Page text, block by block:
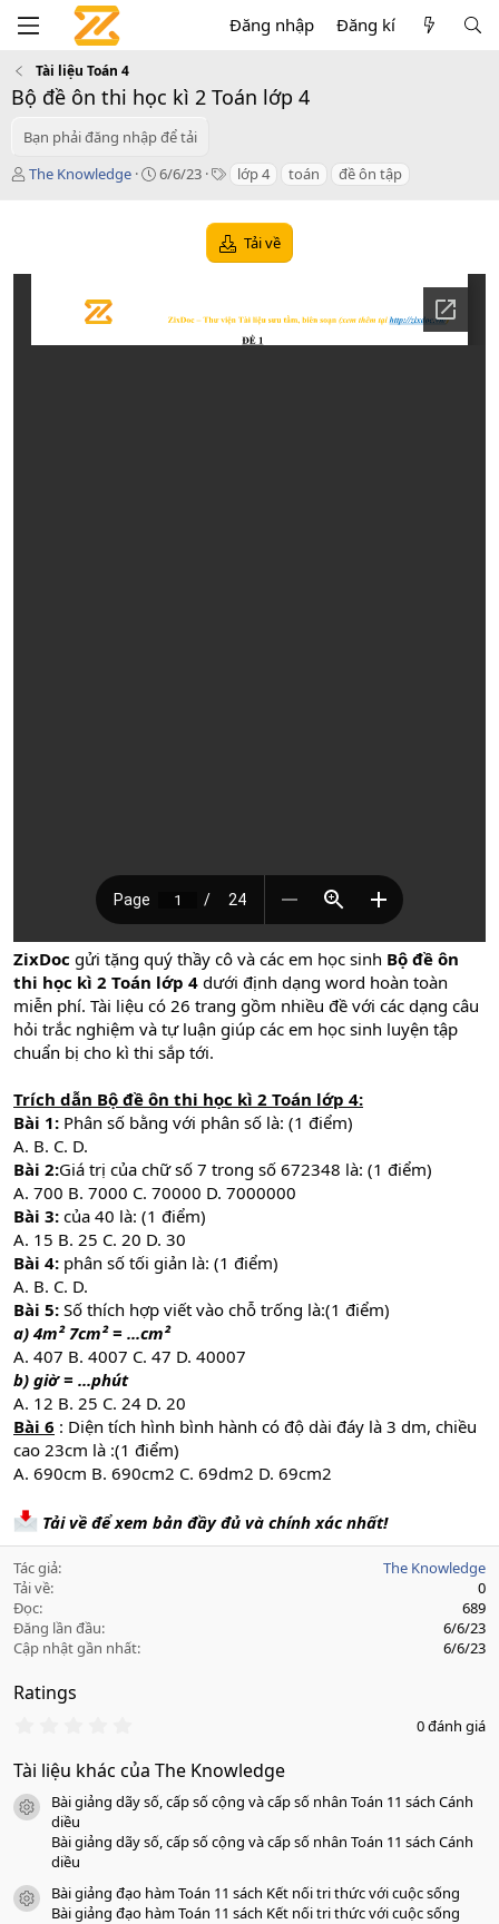
Đăng nhập Đăng kí
Tài liệu Toán 4
Bộ đề ôn thi học kì 2 Toán lớp 4
Bạn phải đăng nhập để tải
T
ả
The Knowledge
C
6/6/23
T
s
lớp 4 toán đề ôn tập
Tải về
ZixDoc gửi tặng quý thầy cô và các em học sinh Bộ đề ôn
thi học kì 2 Toán lớp 4 dưới định dạng word hoàn toàn
miễn phí. Tài liệu có 26 trang gồm nhiều đề với các dạng câu
hỏi trắc nghiệm và tự luận giúp các em học sinh luyện tập
chuẩn bị cho kì thi sắp tới.
Trích dẫn Bộ đề ôn thi học kì 2 Toán lớp 4:
Bài 1: Phân số bằng với phân số là: (1 điểm)
A. B. C. D.
Bài 2:Giá trị của chữ số 7 trong số 672348 là: (1 điểm)
A. 700 B. 7000 C. 70000 D. 7000000
Bài 3: của 40 là: (1 điểm)
A. 15 B. 25 C. 20 D. 30
Bài 4: phân số tối giản là: (1 điểm)
A. B. C. D.
Bài 5: Số thích hợp viết vào chỗ trống là:(1 điểm)
a) 4m² 7cm² = ...cm²
A. 407 B. 4007 C. 47 D. 40007
b) giờ = ...phút
A. 12 B. 25 C. 24 D. 20
Bài 6 : Diện tích hình bình hành có độ dài đáy là 3 dm, chiều
cao 23cm là :(1 điểm)
A. 690cm B. 690cm2 C. 69dm2 D. 69cm2
Tải về để xem bản đầy đủ và chính xác nhất!
Tác giả
The Knowledge
Tải về
0
Đọc
689
Đăng lần đầu
6/6/23
Cập nhật gần nhất
6/6/23
Ratings
0
0
a
0 đánh giá
Tài liệu khác của The Knowledge
icon tài liệu
Bài giảng dãy số, cấp số cộng và cấp số nhân Toán 11 sách Cánh
diều
Bài giảng dãy số, cấp số cộng và cấp số nhân Toán 11 sách Cánh
diều
icon tài liệu
Bài giảng đạo hàm Toán 11 sách Kết nối tri thức với cuộc sống
Bài giảng đạo hàm Toán 11 sách Kết nối tri thức với cuộc sống